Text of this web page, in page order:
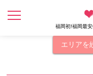
福岡初!福岡最
エリアを